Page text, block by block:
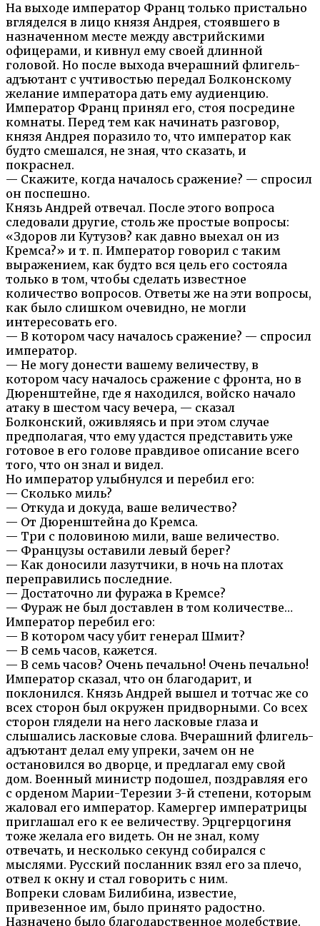
На выходе император Франц только пристально
вгляделся в лицо князя Андрея, стоявшего в
назначенном месте между австрийскими
офицерами, и кивнул ему своей длинной
головой. Но после выхода вчерашний флигель-
адъютант с учтивостью передал Болконскому
желание императора дать ему аудиенцию.
Император Франц принял его, стоя посредине
комнаты. Перед тем как начинать разговор,
князя Андрея поразило то, что император как
будто смешался, не зная, что сказать, и
покраснел.
— Скажите, когда началось сражение? — спросил
он поспешно.
Князь Андрей отвечал. После этого вопроса
следовали другие, столь же простые вопросы:
«Здоров ли Кутузов? как давно выехал он из
Кремса?» и т. п. Император говорил с таким
выражением, как будто вся цель его состояла
только в том, чтобы сделать известное
количество вопросов. Ответы же на эти вопросы,
как было слишком очевидно, не могли
интересовать его.
— В котором часу началось сражение? — спросил
император.
— Не могу донести вашему величеству, в
котором часу началось сражение с фронта, но в
Дюренштейне, где я находился, войско начало
атаку в шестом часу вечера, — сказал
Болконский, оживляясь и при этом случае
предполагая, что ему удастся представить уже
готовое в его голове правдивое описание всего
того, что он знал и видел.
Но император улыбнулся и перебил его:
— Сколько миль?
— Откуда и докуда, ваше величество?
— От Дюренштейна до Кремса.
— Три с половиною мили, ваше величество.
— Французы оставили левый берег?
— Как доносили лазутчики, в ночь на плотах
переправились последние.
— Достаточно ли фуража в Кремсе?
— Фураж не был доставлен в том количестве…
Император перебил его:
— В котором часу убит генерал Шмит?
— В семь часов, кажется.
— В семь часов? Очень печально! Очень печально!
Император сказал, что он благодарит, и
поклонился. Князь Андрей вышел и тотчас же со
всех сторон был окружен придворными. Со всех
сторон глядели на него ласковые глаза и
слышались ласковые слова. Вчерашний флигель-
адъютант делал ему упреки, зачем он не
остановился во дворце, и предлагал ему свой
дом. Военный министр подошел, поздравляя его
с орденом Марии-Терезии 3-й степени, которым
жаловал его император. Камергер императрицы
приглашал его к ее величеству. Эрцгерцогиня
тоже желала его видеть. Он не знал, кому
отвечать, и несколько секунд собирался с
мыслями. Русский посланник взял его за плечо,
отвел к окну и стал говорить с ним.
Вопреки словам Билибина, известие,
привезенное им, было принято радостно.
Назначено было благодарственное молебствие.